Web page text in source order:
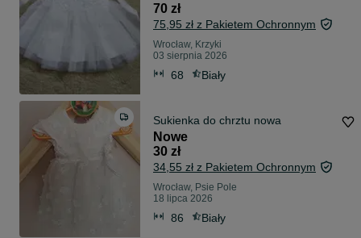
70 zł
75,95 zł z Pakietem Ochronnym
Wrocław, Krzyki
03 sierpnia 2026
68 Biały
Sukienka do chrztu nowa
Nowe
30 zł
34,55 zł z Pakietem Ochronnym
Wrocław, Psie Pole
18 lipca 2026
86 Biały